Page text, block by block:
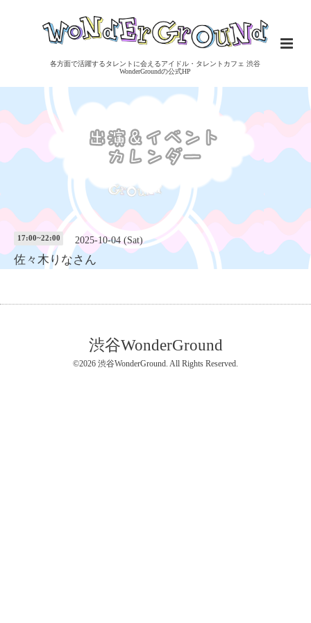
各方面で活躍するタレントに会えるアイドル・タレントカフェ 渋谷
WonderGroundの公式HP
17:00~22:00 2025-10-04 (Sat)
佐々木りなさん
渋谷WonderGround
©2026 渋谷WonderGround. All Rights Reserved.